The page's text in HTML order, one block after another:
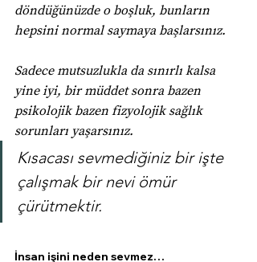
döndüğünüzde o boşluk, bunların
hepsini normal saymaya başlarsınız.
Sadece mutsuzlukla da sınırlı kalsa
yine iyi, bir müddet sonra bazen
psikolojik bazen fizyolojik sağlık
sorunları yaşarsınız.
Kısacası sevmediğiniz bir işte
çalışmak bir nevi ömür
çürütmektir.
İnsan işini neden sevmez…